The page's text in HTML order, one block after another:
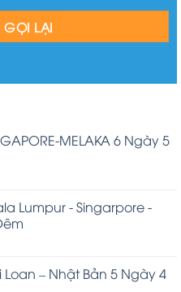
MELAKA 6 Ngày 5
Lumpur - Singarpore -
Loan – Nhật Bản 5 Ngày 4